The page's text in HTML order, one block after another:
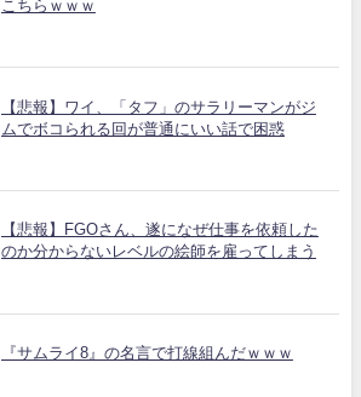
こちらｗｗｗ
【悲報】ワイ、「タフ」のサラリーマンがジ
ムでボコられる回が普通にいい話で困惑
【悲報】FGOさん、遂になぜ仕事を依頼した
のか分からないレベルの絵師を雇ってしまう
『サムライ8』の名言で打線組んだｗｗｗ